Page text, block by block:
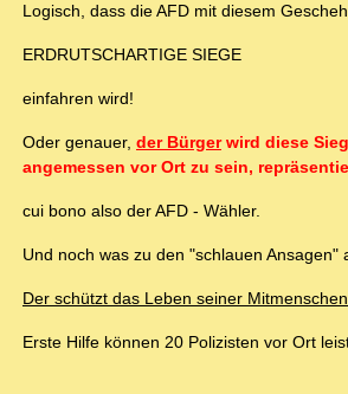
Logisch, dass die AFD mit diesem
ERDRUTSCHARTIGE SIEGE
einfahren wird!
Oder genauer, der Bürgerwird diese
angemessen vor Ort zu sein,
cui bono also der AFD - Wähler.
Und noch was zu den "schlauen
Der schützt das Leben seiner
Erste Hilfe können 20 Polizisten vor Ort